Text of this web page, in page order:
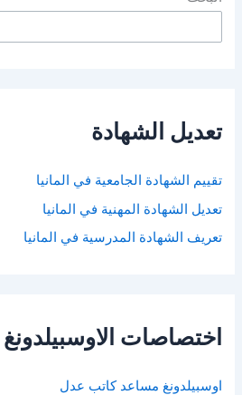
تعديل الشهادة
تقييم الشهادة الجامعية في المانيا
تعديل الشهادة المهنية في المانيا
تعريف الشهادة المدرسية في المانيا
اختصاصات الاوسبيلدونغ
اوسبيلدونغ مساعد كاتب عدل